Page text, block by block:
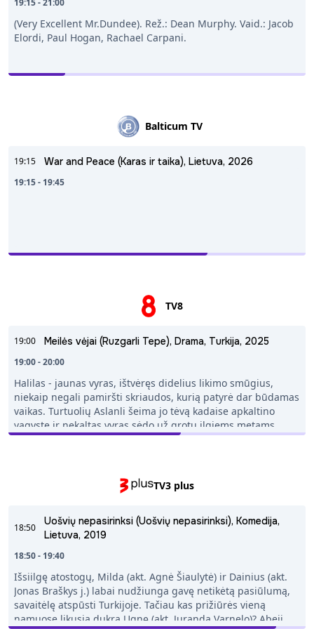
(Very Excellent Mr.Dundee). Rež.: Dean Murphy. Vaid.: Jacob
Elordi, Paul Hogan, Rachael Carpani.
Balticum TV
19:15 War and Peace (Karas ir taika), Lietuva, 2026
19:15 - 19:45
TV8
19:00 Meilės vėjai (Ruzgarli Tepe), Drama, Turkija, 2025
19:00 - 20:00
Halilas - jaunas vyras, ištvėręs didelius likimo smūgius,
niekaip negali pamiršti skriaudos, kurią patyrė dar būdamas
vaikas. Turtuolių Aslanli šeima jo tėvą kadaise apkaltino
vagyste ir nekaltas vyras sėdo už grotų ilgiems metams.
Kalėjime Halilo tėvas mirė, o motina, paveikta sielvarto,
ugnis dėl tokios neteisybės. Nepaisant visko, motina
uždraudė sūnui atkeršyti Aslanli šeimai. Tik mirus mamai,
sėkmingu verslininku ir investuoja kartu su savo senu priešu
Omeru Aslanli. Kai Omeras Aslanli nesumoka savo dalies ir
sukaupia didžiulę skolą, jis miršta, palikdamas savo šeimą
galingas vyras, Halilas grįžta į savo gimtąjį miestą. Jis turi
vienintelį tikslą: parklupdyti Aslanli šeimą, atimti jų turtą,
orumą ir pasididžiavimą - lygiai taip pat, kaip jie kadaise tai
atėmė iš jo šeimos. Jis prisiekia nerodyti gailesčio ir išmokyti
TV3 plus
18:50
Uošvių nepasirinksi (Uošvių nepasirinksi), Komedija,
Lietuva, 2019
18:50 - 19:40
Išsiilgę atostogų, Milda (akt. Agnė Šiaulytė) ir Dainius (akt.
Jonas Braškys j.) labai nudžiunga gavę netikėtą pasiūlumą,
savaitėlę atspūsti Turkijoje. Tačiau kas prižiūrės vieną
namuose likusią dukrą Ugnę (akt. Juranda Varnelo)? Abeji